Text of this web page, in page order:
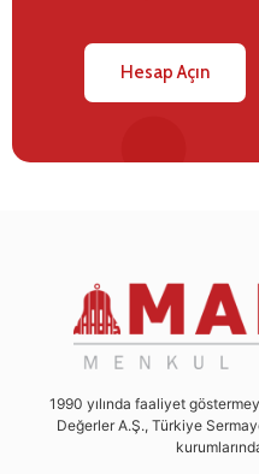
Hesap Açın
1990 yılında faaliyet
Değerler A.Ş., Türkiye